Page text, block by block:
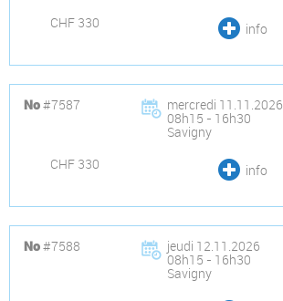
CHF 330
info
No#7587 mercredi 11.11.2026
08h15 - 16h30
Savigny
CHF 330
info
No#7588 jeudi 12.11.2026
08h15 - 16h30
Savigny